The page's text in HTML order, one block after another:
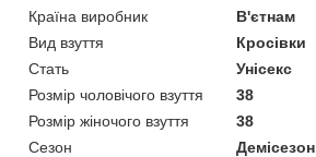
Країна виробник
В'єтнам
Вид взуття
Кросівки
Стать
Унісекс
Розмір чоловічого взуття
38
Розмір жіночого взуття
38
Сезон
Демісезон